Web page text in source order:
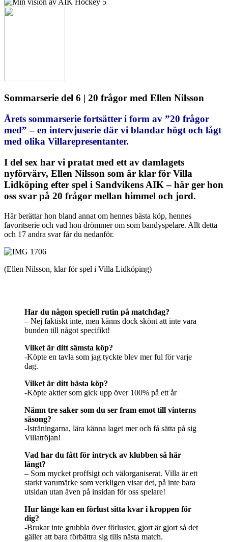
Sommarserie del 6 | 20 frågor med Ellen Nilsson
Årets sommarserie fortsätter i form av ”20 frågor
med” – en intervjuserie där vi blandar högt och lågt
med olika Villarepresentanter.
I del sex har vi pratat med ett av damlagets
nyförvärv, Ellen Nilsson som är klar för Villa
Lidköping efter spel i Sandvikens AIK – här ger hon
oss svar på 20 frågor mellan himmel och jord.
Här berättar hon bland annat om hennes bästa köp, hennes
favoritserie och vad hon drömmer om som bandyspelare. Allt detta
och 17 andra svar får du nedanför.
(Ellen Nilsson, klar för spel i Villa Lidköping)
Har du någon speciell rutin på matchdag?
– Nej faktiskt inte, men känns dock skönt att inte vara
bunden till något specifikt!
Vilket är ditt sämsta köp?
-Köpte en tavla som jag tyckte blev mer ful för varje
dag.
Vilket är ditt bästa köp?
-Köpte aktier som gick upp över 100% på ett år
Nämn tre saker som du ser fram emot till vinterns
säsong?
-Isträningarna, lära känna laget mer och få sätta på sig
Villatröjan!
Vad har du fått för intryck av klubben så här
långt?
– Som mycket proffsigt och välorganiserat. Villa är ett
starkt varumärke som verkligen visar det, på inte bara
utsidan utan även på insidan för oss spelare!
Hur länge kan en förlust sitta kvar i kroppen för
dig?
-Brukar inte grubbla över förluster, gjort är gjort så det
gäller att bara förbättra sig tills nästa match.